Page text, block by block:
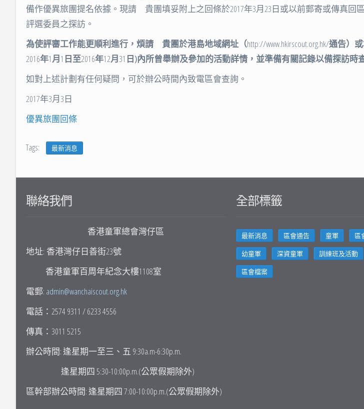
行事曆一覽表
備作優異旅團提名依據。現請 貴團填妥附上之回條於2017年3月23日或以前郵寄或傳真回
評選委員之探訪。
為使評審工作能更順利進行，煩請 貴團於港島地域網址（http://www.hkirscout.org.hk/通告）
2016年1月1 日至2016年12月31 日)內所曾舉辦及參加的活動詳情，並準備有關記錄以備探訪時
如對上述計劃有任何疑問，可於辦公時間內致電區會查詢。
2017年3月3日
優異旅團回條
Tags: 最新消息
聯絡我們
香港童軍總會灣仔區
地址: 香港灣仔日善街23號
香港童軍百周年紀念大樓1108室
電郵: admin@wanchaiscout.org.hk
電話：2574 9311 / 6233 4556
傳真：3011 5215
辦公時間: 逢星期一至三、五 9:30a.m-6:30p.m.
逢星期四 5:30-10:00p.m.(公眾假期除外)
區幹部辦公時間: 逢星期四 7:00-10:00p.m.(公眾假期除外)
全部標籤
最新消息 區會通告 童軍 區
幼童軍
深資童軍 訓練班及活動
區會檔案